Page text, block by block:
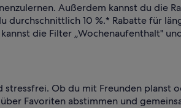
Außerdem kannst du die
10 %.* Rabatte für
die Filter „Wochenaufenthalt"
Ob du mit Freunden planst
Favoriten abstimmen und